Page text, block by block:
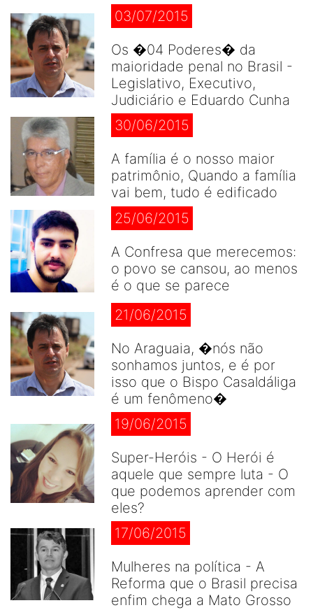
03/07/2015
Os �04 Poderes� da
maioridade penal no Brasil -
Legislativo, Executivo,
Judiciário e Eduardo Cunha
30/06/2015
A família é o nosso maior
patrimônio, Quando a família
vai bem, tudo é edificado
25/06/2015
A Confresa que merecemos:
o povo se cansou, ao menos
é o que se parece
21/06/2015
No Araguaia, �nós não
sonhamos juntos, e é por
isso que o Bispo Casaldáliga
é um fenômeno�
19/06/2015
Super-Heróis - O Herói é
aquele que sempre luta - O
que podemos aprender com
eles?
17/06/2015
Mulheres na política - A
Reforma que o Brasil precisa
enfim chega a Mato Grosso